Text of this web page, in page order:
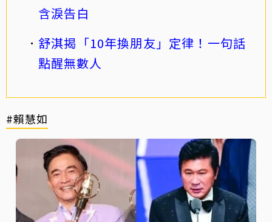
含淚告白
舒淇揭「10年換朋友」定律！一句話
點醒無數人
#賴慧如